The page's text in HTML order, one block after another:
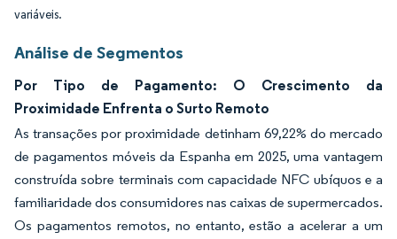
variáveis.
Análise de Segmentos
Por Tipo de Pagamento: O Crescimento da
Proximidade Enfrenta o Surto Remoto
As transações por proximidade detinham 69,22% do mercado
de pagamentos móveis da Espanha em 2025, uma vantagem
construída sobre terminais com capacidade NFC ubíquos e a
familiaridade dos consumidores nas caixas de supermercados.
Os pagamentos remotos, no entanto, estão a acelerar a um